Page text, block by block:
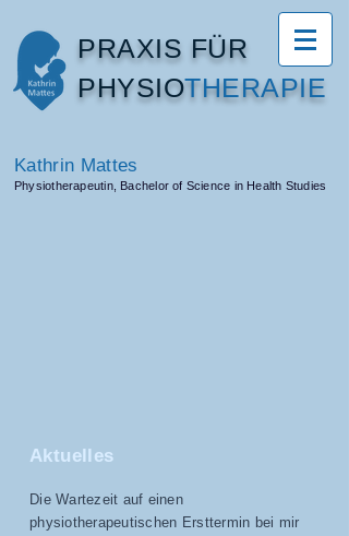
PRAXIS FÜR
PHYSIO​THERAPIE
Kathrin Mattes
Physiotherapeutin, Bachelor of Science in Health Studies
Aktuelles
Die Wartezeit auf einen
physiotherapeutischen Ersttermin bei mir